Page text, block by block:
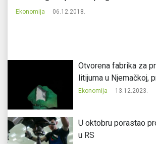
Ekonomija 06.12.2018.
Otvorena fabrika za
litijuma u Njemačkoj,
Ekonomija 13.12.2023.
U oktobru porastao
u RS